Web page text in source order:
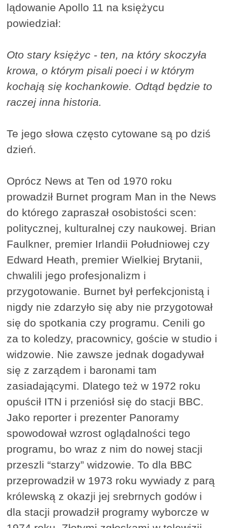
lądowanie Apollo 11 na księżycu
powiedział:
Oto stary księżyc - ten, na który skoczyła
krowa, o którym pisali poeci i w którym
kochają się kochankowie. Odtąd będzie to
raczej inna historia.
Te jego słowa często cytowane są po dziś
dzień.
Oprócz News at Ten od 1970 roku
prowadził Burnet program Man in the News
do którego zapraszał osobistości scen:
politycznej, kulturalnej czy naukowej. Brian
Faulkner, premier Irlandii Południowej czy
Edward Heath, premier Wielkiej Brytanii,
chwalili jego profesjonalizm i
przygotowanie. Burnet był perfekcjonistą i
nigdy nie zdarzyło się aby nie przygotował
się do spotkania czy programu. Cenili go
za to koledzy, pracownicy, goście w studio i
widzowie. Nie zawsze jednak dogadywał
się z zarządem i baronami tam
zasiadającymi. Dlatego też w 1972 roku
opuścił ITN i przeniósł się do stacji BBC.
Jako reporter i prezenter Panoramy
spowodował wzrost oglądalności tego
programu, bo wraz z nim do nowej stacji
przeszli “starzy” widzowie. To dla BBC
przeprowadził w 1973 roku wywiady z parą
królewską z okazji jej srebrnych godów i
dla stacji prowadził programy wyborcze w